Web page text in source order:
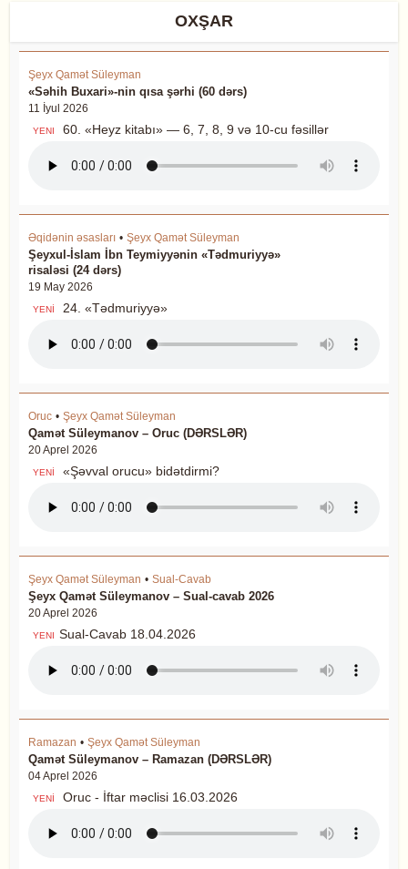
OXŞAR
Şeyx Qamət Süleyman
«Səhih Buxari»-nin qısa şərhi (60 dərs)
11 İyul 2026
YENI 60. «Heyz kitabı» — 6, 7, 8, 9 və 10-cu fəsillər
Əqidənin əsasları • Şeyx Qamət Süleyman
Şeyxul-İslam İbn Teymiyyənin «Tədmuriyyə»
risaləsi (24 dərs)
19 May 2026
YENİ 24. «Tədmuriyyə»
Oruc • Şeyx Qamət Süleyman
Qamət Süleymanov – Oruc (DƏRSLƏR)
20 Aprel 2026
YENİ «Şəvval orucu» bidətdirmi?
Şeyx Qamət Süleyman • Sual-Cavab
Şeyx Qamət Süleymanov – Sual-cavab 2026
20 Aprel 2026
YENI Sual-Cavab 18.04.2026
Ramazan • Şeyx Qamət Süleyman
Qamət Süleymanov – Ramazan (DƏRSLƏR)
04 Aprel 2026
YENİ Oruc - İftar məclisi 16.03.2026